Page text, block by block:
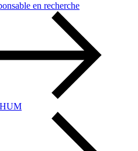
en recherche